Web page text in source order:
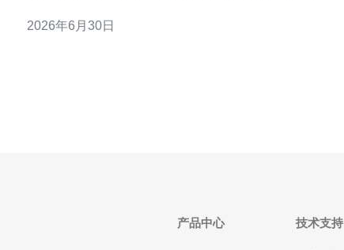
（如iperf3、k6、gcloud CLI）进行对比，确保指标可
2026年6月30日
产品中心 技术支持